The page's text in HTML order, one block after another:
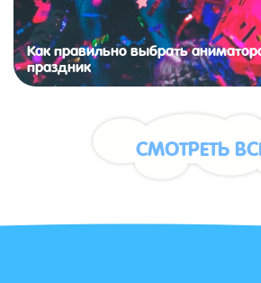
Как правильно выбрать
праздник
СМОТРЕТЬ